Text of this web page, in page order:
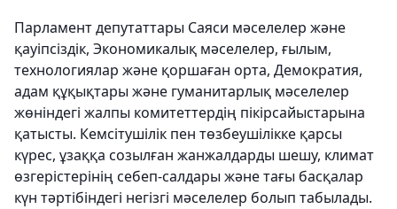
Парламент депутаттары Саяси мәселелер және
қауіпсіздік, Экономикалық мәселелер, ғылым,
технологиялар және қоршаған орта, Демократия,
адам құқықтары және гуманитарлық мәселелер
жөніндегі жалпы комитеттердің пікірсайыстарына
қатысты. Кемсітушілік пен төзбеушілікке қарсы
күрес, ұзаққа созылған жанжалдарды шешу, климат
өзгерістерінің себеп-салдары және тағы басқалар
күн тәртібіндегі негізгі мәселелер болып табылады.